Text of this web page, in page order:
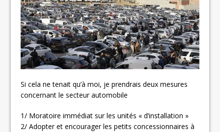
Si cela ne tenait qu’à moi, je prendrais deux mesures
concernant le secteur automobile
1/ Moratoire immédiat sur les unités « d’installation »
2/ Adopter et encourager les petits concessionnaires à